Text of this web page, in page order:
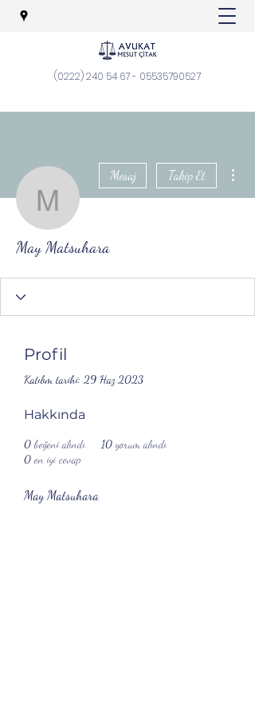
(0222) 240 54 67- 05535790527
May Matsuhara
Mesaj Takip Et
May Matsuhara
Profil
Katılım tarihi: 29 Haz 2023
Hakkında
0 beğeni alındı 10 yorum alındı
0 en iyi cevap
May Matsuhara